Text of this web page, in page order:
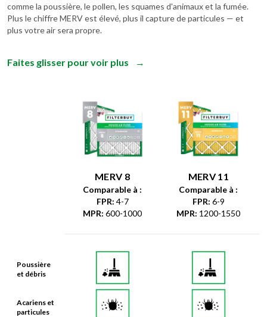
comme la poussière, le pollen, les squames d'animaux et la fumée.
Plus le chiffre MERV est élevé, plus il capture de particules — et
plus votre air sera propre.
Faites glisser pour voir plus →
Poussière
et débris
Acariens et
particules
MERV 8
Comparable à :
FPR: 4-7
MPR: 600-1000
MERV 11
Comparable à :
FPR: 6-9
MPR: 1200-1550